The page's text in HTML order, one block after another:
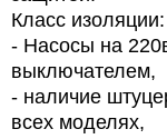
Класс
- Насосы на
выключателем,
- наличие
всех моделях,